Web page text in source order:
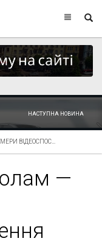
НАСТУПНА НОВИНА
ВІДЕОСПОС...
—